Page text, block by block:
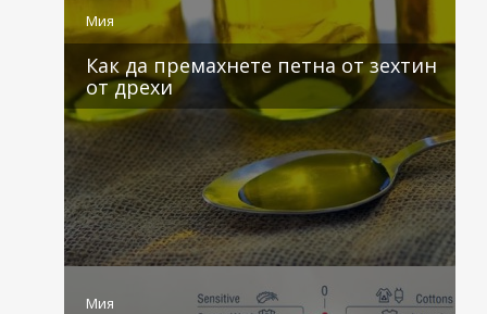
Мия
Как да премахнете петна от зехтин
от дрехи
Мия